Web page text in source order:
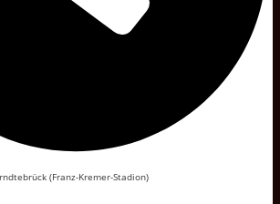
(Franz-Kremer-Stadion)